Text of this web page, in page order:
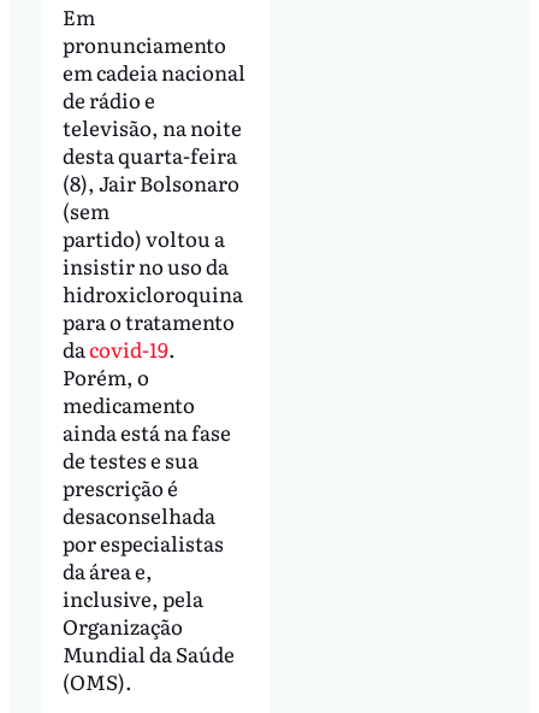
Em
pronunciamento
em cadeia nacional
de rádio e
televisão, na noite
desta quarta-feira
(8), Jair Bolsonaro
(sem
partido) voltou a
insistir no uso da
hidroxicloroquina
para o tratamento
dacovid-19.
Porém, o
medicamento
ainda está na fase
de testes e sua
prescrição é
desaconselhada
por especialistas
da área e,
inclusive, pela
Organização
Mundial da Saúde
(OMS).